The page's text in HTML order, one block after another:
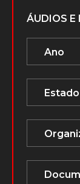
ÁUDIOS E